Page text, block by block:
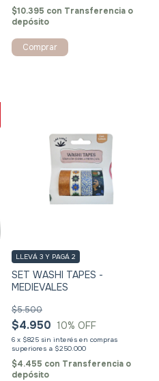
$10.395 con Transferencia o
depósito
SET WASHI TAPES -
MEDIEVALES
$4.950
$5.500
10% OFF
6 x $825 sin interés
LLEVÁ 3 Y PAGÁ 2
$4.455 con Transferencia o
depósito